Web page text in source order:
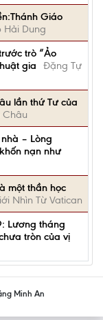
Giáo
Hải Dung
trò “Ảo
gia
Đặng Tự
lần thứ Tư của
– Lòng
nạn như
một thần học
Nhìn Từ Vatican
Lương tháng
tròn của vị
Minh An